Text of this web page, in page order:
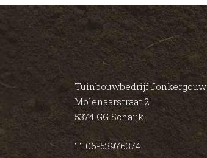
Tuinbouwbedrijf Jonkergouw
Molenaarstraat 2
5374 GG Schaijk
T: 06-53976374